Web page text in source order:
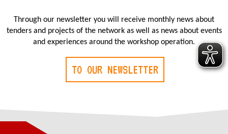
Through our newsletter you will receive monthly news about
tenders and projects of the network as well as news about events
and experiences around the workshop operation.
TO OUR NEWSLETTER